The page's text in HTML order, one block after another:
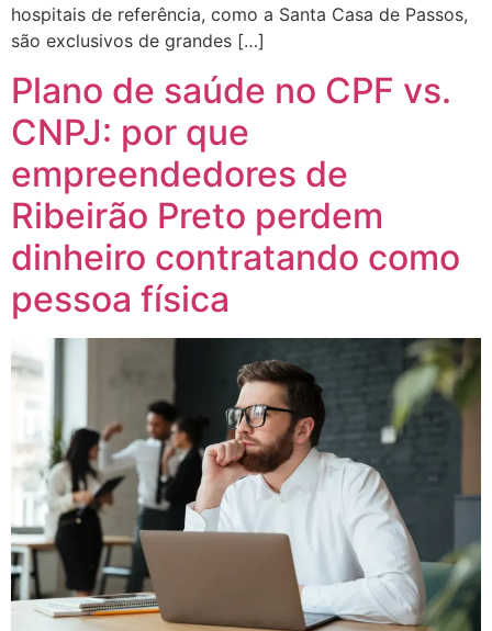
hospitais de referência, como a Santa Casa de Passos,
são exclusivos de grandes […]
Plano de saúde no CPF vs.
CNPJ: por que
empreendedores de
Ribeirão Preto perdem
dinheiro contratando como
pessoa física